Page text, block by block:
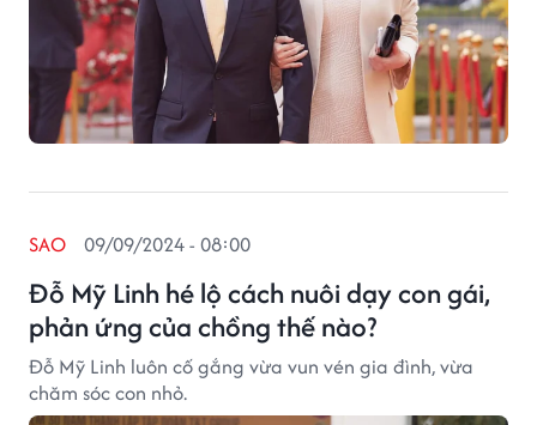
Đỗ Mỹ Linh hé lộ cách nuôi dạy con gái,
phản ứng của chồng thế nào?
SAO 09/09/2024 - 08:00
Đỗ Mỹ Linh luôn cố gắng vừa vun vén gia đình, vừa
chăm sóc con nhỏ.